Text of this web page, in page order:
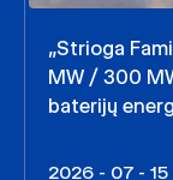
„Strioga
MW / 300
baterijų
2026 - 07 - 15